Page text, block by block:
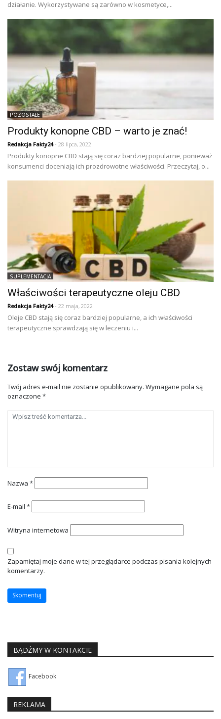
działanie. Wykorzystywane są zarówno w kosmetyce,...
POZOSTAŁE
Produkty konopne CBD – warto je znać!
Redakcja Fakty24- 28 lipca, 2022
Produkty konopne CBD stają się coraz bardziej popularne, ponieważ
konsumenci doceniają ich prozdrowotne właściwości. Przeczytaj, o...
SUPLEMENTACJA
Właściwości terapeutyczne oleju CBD
Redakcja Fakty24- 22 maja, 2022
Oleje CBD stają się coraz bardziej popularne, a ich właściwości
terapeutyczne sprawdzają się w leczeniu i...
Zostaw swój komentarz
Twój adres e-mail nie zostanie opublikowany. Wymagane pola są
oznaczone *
Nazwa *
E-mail *
Witryna internetowa
Zapamiętaj moje dane w tej przeglądarce podczas pisania kolejnych
komentarzy.
BĄDŹMY W KONTAKCIE
Facebook
REKLAMA